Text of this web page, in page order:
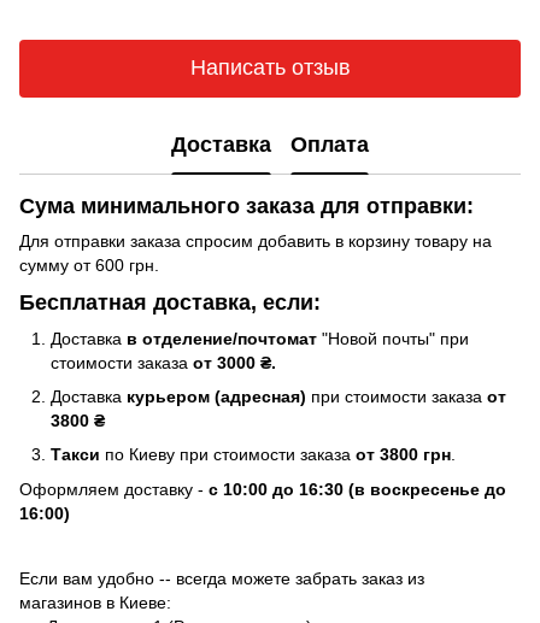
Написать отзыв
Доставка Оплата
Сума минимального заказа для отправки:
Для отправки заказа спросим добавить в корзину товару на
сумму от 600 грн.
Бесплатная доставка, если:
Доставка в отделение/почтомат "Новой почты" при
стоимости заказа от 3000 ₴.
Доставка курьером (адресная) при стоимости заказа от
3800 ₴
Такси по Киеву при стоимости заказа от 3800 грн.
Оформляем доставку - с 10:00 до 16:30 (в воскресенье до
16:00)
Если вам удобно -- всегда можете забрать заказ из
магазинов в Киеве: